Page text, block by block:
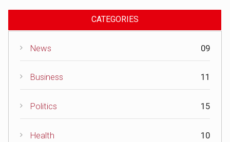
CATEGORIES
News 09
Business 11
Politics 15
Health 10